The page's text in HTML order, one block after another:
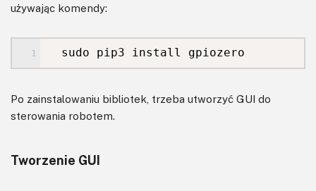
używając komendy:
sudo pip3 install gpiozero
Po zainstalowaniu bibliotek, trzeba utworzyć GUI do
sterowania robotem.
Tworzenie GUI